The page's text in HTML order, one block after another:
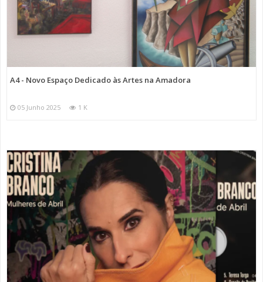
A4 - Novo Espaço Dedicado às Artes na Amadora
05 Junho 2025 1 K